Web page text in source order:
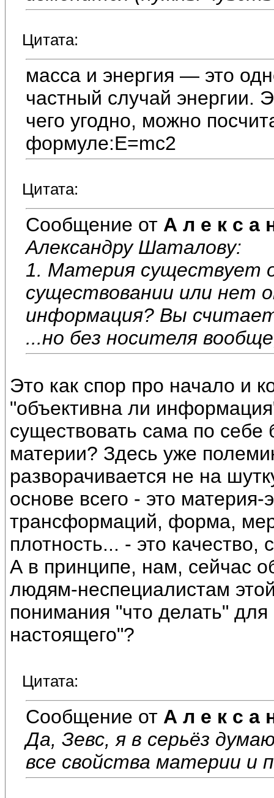
Цитата:
масса и энергия — это
частный случай энергии.
чего угодно, можно
формуле:E=mc2
Цитата:
Сообщение от А л е к с а
Александру Шаталову:
1. Материя существует
существовании или нет
информация? Вы
...но без носителя
Это как спор про начало и
"объективна ли
существовать сама по себе
материи? Здесь уже
разворачивается не на
основе всего - это
трансформаций, форма,
плотность... - это
А в принципе, нам, сейчас
людям-неспециалистам
понимания "что делать" для
настоящего"?
Цитата:
Сообщение от А л е к с а
Да, Зевс, я в серьёз
все свойства материи и